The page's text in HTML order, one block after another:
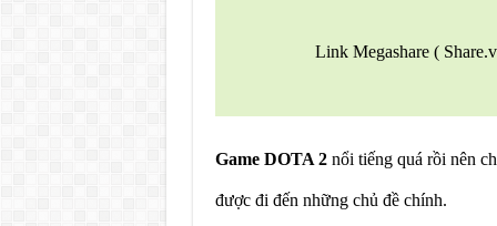
Link Megashare (
Game DOTA 2nổi tiếng quá rồi nên
được đi đến những chủ đề chính.